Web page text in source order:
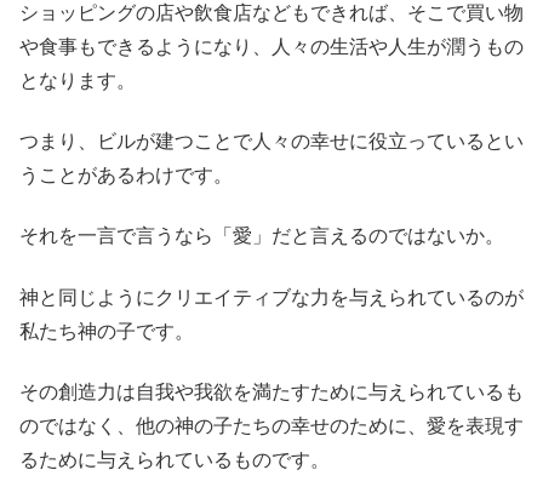
ショッピングの店や飲食店などもできれば、そこで買い物
や食事もできるようになり、人々の生活や人生が潤うもの
となります。
つまり、ビルが建つことで人々の幸せに役立っているとい
うことがあるわけです。
それを一言で言うなら「愛」だと言えるのではないか。
神と同じようにクリエイティブな力を与えられているのが
私たち神の子です。
その創造力は自我や我欲を満たすために与えられているも
のではなく、他の神の子たちの幸せのために、愛を表現す
るために与えられているものです。